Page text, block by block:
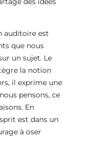
auditoire est
que nous
un sujet. Le
la notion
il exprime une
pensons, ce
En
est dans un
à oser